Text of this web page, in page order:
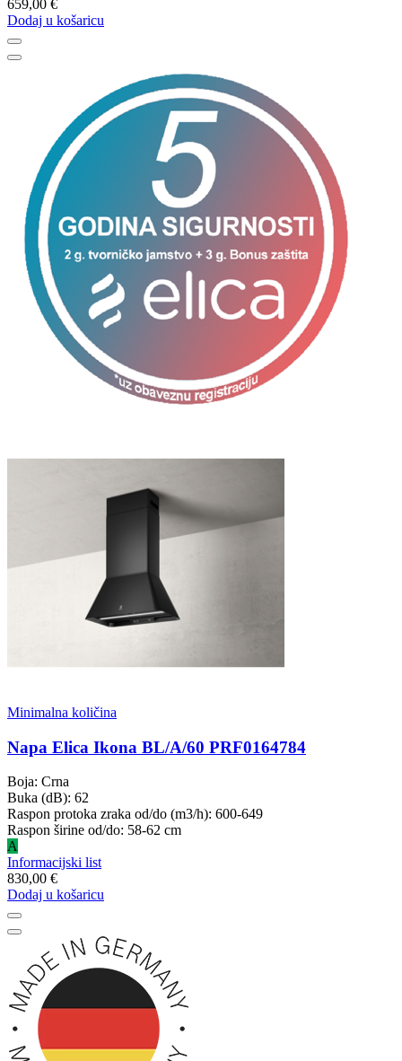
659,00 €
Dodaj u košaricu
Minimalna količina
Napa Elica Ikona BL/A/60 PRF0164784
Boja: Crna
Buka (dB): 62
Raspon protoka zraka od/do (m3/h): 600-649
Raspon širine od/do: 58-62 cm
A
Informacijski list
830,00 €
Dodaj u košaricu